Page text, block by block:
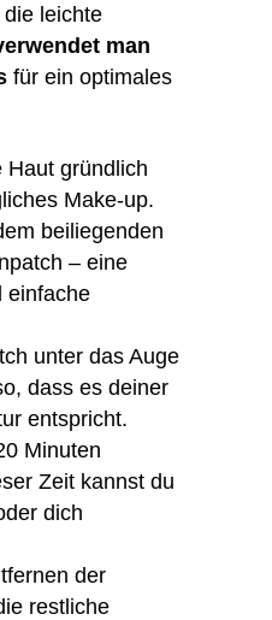
die leichte
man
für ein optimales
Haut gründlich
Make-up.
beiliegenden
– eine
einfache
unter das Auge
dass es deiner
entspricht.
Minuten
Zeit kannst du
dich
der
restliche